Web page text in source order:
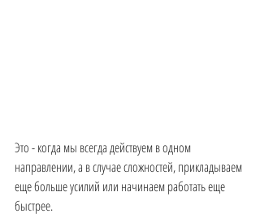
Это - когда мы всегда действуем в одном
направлении, а в случае сложностей, прикладываем
еще больше усилий или начинаем работать еще
быстрее.